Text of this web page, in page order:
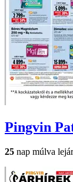
Pingvin
25 nap múlva lejár